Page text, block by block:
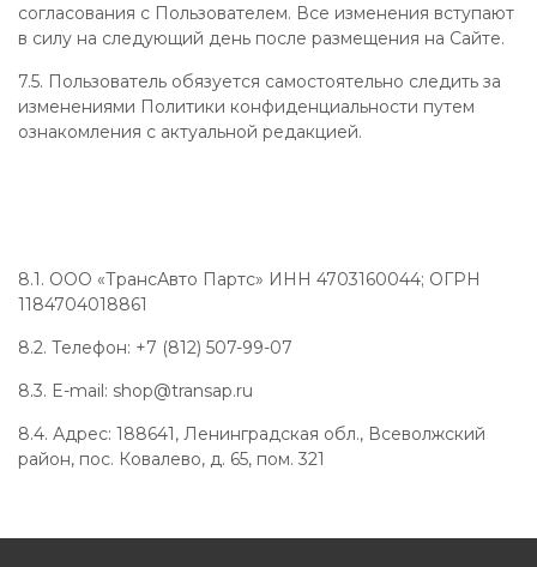
согласования с Пользователем. Все изменения вступают
в силу на следующий день после размещения на Сайте.
7.5. Пользователь обязуется самостоятельно следить за
изменениями Политики конфиденциальности путем
ознакомления с актуальной редакцией.
8.1. ООО «ТрансАвто Партс» ИНН 4703160044; ОГРН
1184704018861
8.2. Телефон: +7 (812) 507-99-07
8.3. E-mail: shop@transap.ru
8.4. Адрес: 188641, Ленинградская обл., Всеволжский
район, пос. Ковалево, д. 65, пом. 321